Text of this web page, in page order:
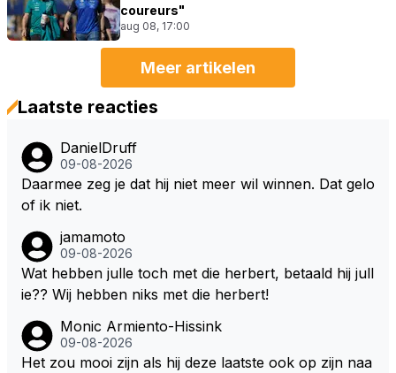
coureurs"
aug 08, 17:00
Meer artikelen
Laatste reacties
DanielDruff
09-08-2026
Daarmee zeg je dat hij niet meer wil winnen. Dat gelo
of ik niet.
jamamoto
09-08-2026
Wat hebben julle toch met die herbert, betaald hij jull
ie?? Wij hebben niks met die herbert!
Monic Armiento-Hissink
09-08-2026
Het zou mooi zijn als hij deze laatste ook op zijn naa